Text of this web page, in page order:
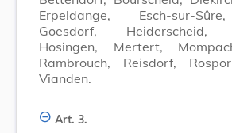
Erpeldange, Esch-sur-
Goesdorf, Heiderscheid,
Hosingen, Mertert,
Rambrouch, Reisdorf,
Vianden.
Art. 3.